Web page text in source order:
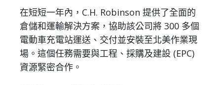
在短短一年內，C.H. Robinson 提供了全面的
倉儲和運輸解決方案，協助該公司將 300 多個
電動車充電站運送、交付並安裝至北美作業現
場。這個任務需要與工程、採購及建設 (EPC)
資源緊密合作。